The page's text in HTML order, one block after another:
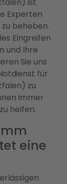
Experten
beheben.
Eingreifen
und Ihre
Sie uns
für
zu
immer
helfen.
eine